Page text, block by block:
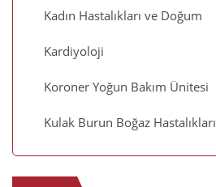
Kadın Hastalıkları ve Doğum
Kardiyoloji
Koroner Yoğun Bakım Ünitesi
Kulak Burun Boğaz Hastalıkları